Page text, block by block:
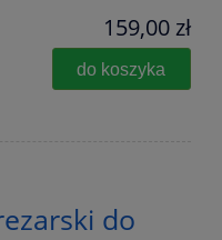
159,00 zł
do koszyka
do